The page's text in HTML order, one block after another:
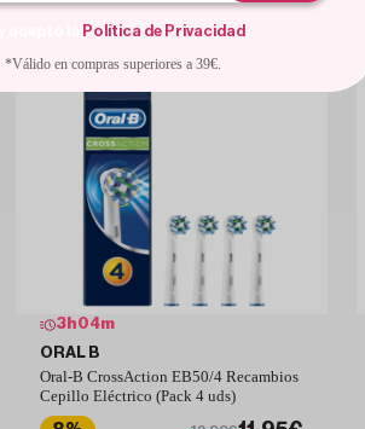
3 h04m
ORAL B
Oral-B CrossAction EB50/4 Recambios
Cepillo Eléctrico (Pack 4 uds)
Política de Privacidad
*Válido en compras superiores a 39€.